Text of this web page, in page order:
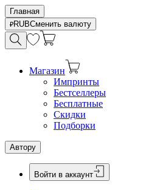
Главная
RUBСменить валюту
Магазин
Импринты
Бестселлеры
Бесплатные
Скидки
Подборки
Автору
Войти в аккаунт